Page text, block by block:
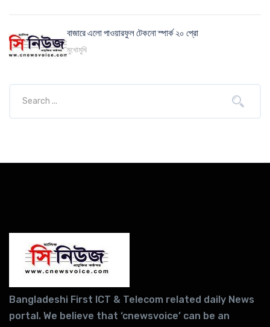
বাজারে এলো পাওয়ারফুল টেকনো স্পার্ক ২০ প্রো
মুখোমুখি
Bangladeshi First ICT & Telecom related daily News
portal. We believe that ‘cnewsvoice’ can be an